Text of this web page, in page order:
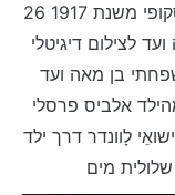
26 התצלומים שנבחרו נעים מצילום סטראוסקופי משנת 1917
לצילום דיגיטלי
בן מאה ועד
אלביס פרסלי
לָוונדר דרך ילד